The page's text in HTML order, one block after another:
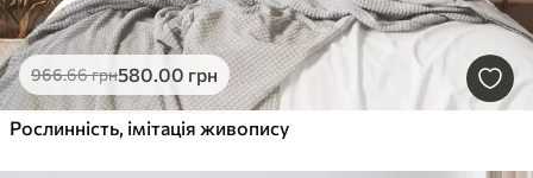
966.66грн580.00 грн
Рослинність, імітація живопису